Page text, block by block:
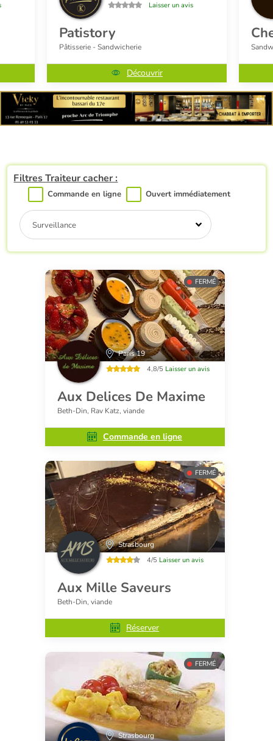
Laisser un avis
Patistory
Pâtisserie - Sandwicherie
Découvrir
Filtres Traiteur cacher :
Commande en ligne Ouvert immédiatement
Surveillance
FERMÉ
Paris 19
4,8/5 Laisser un avis
Aux Delices De Maxime
Beth-Din, Rav Katz, viande
Commande en ligne
FERMÉ
Strasbourg
4/5 Laisser un avis
Aux Mille Saveurs
Beth-Din, viande
Réserver
FERMÉ
Strasbourg